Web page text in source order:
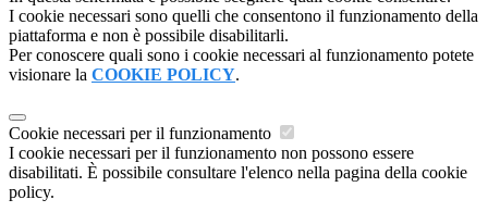
I cookie necessari sono quelli che consentono il funzionamento della
piattaforma e non è possibile disabilitarli.
Per conoscere quali sono i cookie necessari al funzionamento potete
visionare la COOKIE POLICY.
Cookie necessari per il funzionamento
I cookie necessari per il funzionamento non possono essere
disabilitati. È possibile consultare l'elenco nella pagina della cookie
policy.